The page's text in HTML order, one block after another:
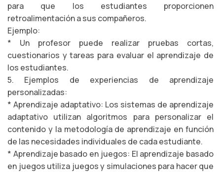
para que los estudiantes proporcionen
retroalimentación a sus compañeros.
Ejemplo:
* Un profesor puede realizar pruebas cortas,
cuestionarios y tareas para evaluar el aprendizaje de
los estudiantes.
5. Ejemplos de experiencias de aprendizaje
personalizadas:
* Aprendizaje adaptativo: Los sistemas de aprendizaje
adaptativo utilizan algoritmos para personalizar el
contenido y la metodología de aprendizaje en función
de las necesidades individuales de cada estudiante.
* Aprendizaje basado en juegos: El aprendizaje basado
en juegos utiliza juegos y simulaciones para hacer que